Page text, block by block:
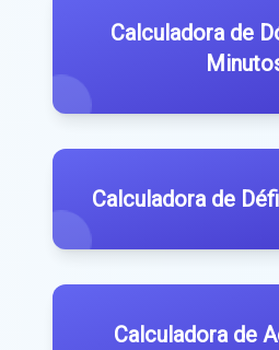
Calculadora de
Calculadora de
Calculadora de